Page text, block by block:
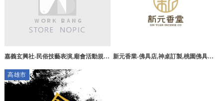
嘉義玄興社-民俗技藝表演,廟會活動規
藝表演,民雄鄉廟會活動規劃
新元香業-佛具店,神桌訂製,桃園佛具店,
高雄市